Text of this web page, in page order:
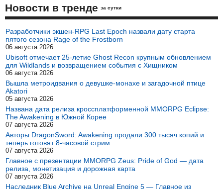
Новости в тренде за сутки
Разработчики экшен-RPG Last Epoch назвали дату старта
пятого сезона Rage of the Frostborn
06 августа 2026
Ubisoft отмечает 25-летие Ghost Recon крупным обновлением
для Wildlands и возвращением события с Хищником
06 августа 2026
Вышла метроидвания о девушке-монахе и загадочной птице
Akatori
05 августа 2026
Названа дата релиза кроссплатформенной MMORPG Eclipse:
The Awakening в Южной Корее
07 августа 2026
Авторы DragonSword: Awakening продали 300 тысяч копий и
теперь готовят 8-часовой стрим
07 августа 2026
Главное с презентации MMORPG Zeus: Pride of God — дата
релиза, монетизация и дорожная карта
07 августа 2026
Наследник Blue Archive на Unreal Engine 5 — Главное из